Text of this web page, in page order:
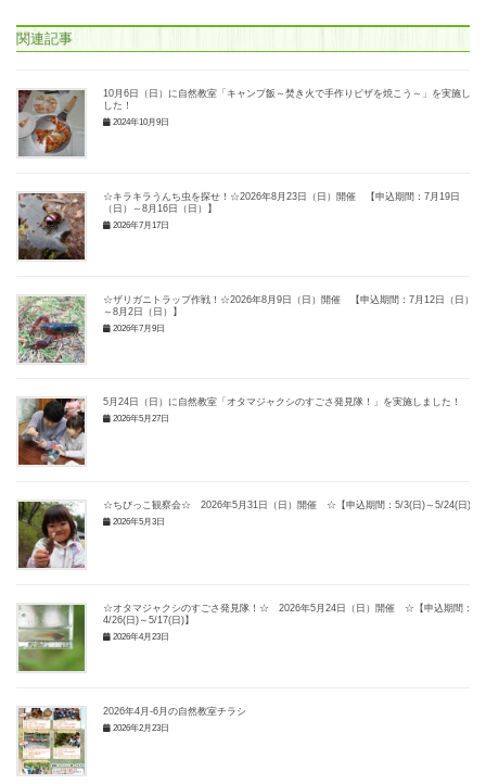
関連記事
10月6日（日）に自然教室「キャンプ飯～焚き火で手作りピザを焼こう～」を実施しま
した！
2024年10月9日
☆キラキラうんち虫を探せ！☆2026年8月23日（日）開催 【申込期間：7月19日
（日）～8月16日（日）】
2026年7月17日
☆ザリガニトラップ作戦！☆2026年8月9日（日）開催 【申込期間：7月12日（日）
～8月2日（日）】
2026年7月9日
5月24日（日）に自然教室「オタマジャクシのすごさ発見隊！」を実施しました！
2026年5月27日
☆ちびっこ観察会☆ 2026年5月31日（日）開催 ☆【申込期間：5/3(日)～5/24(日)】
2026年5月3日
☆オタマジャクシのすごさ発見隊！☆ 2026年5月24日（日）開催 ☆【申込期間：
4/26(日)～5/17(日)】
2026年4月23日
2026年4月-6月の自然教室チラシ
2026年2月23日